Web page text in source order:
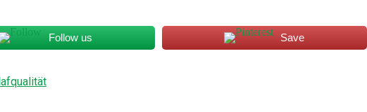
Follow us Save